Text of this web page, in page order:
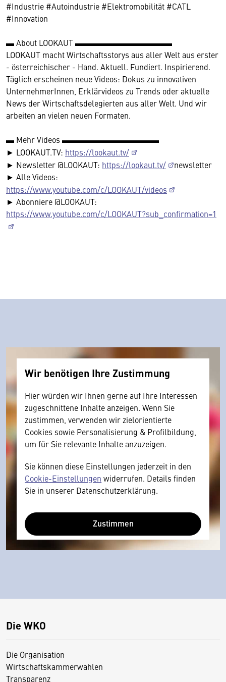
#Industrie #Autoindustrie #Elektromobilität #CATL
#Innovation
▬ About LOOKAUT ▬▬▬▬▬▬▬▬▬▬▬▬
LOOKAUT macht Wirtschaftsstorys aus aller Welt aus erster
- österreichischer - Hand. Aktuell. Fundiert. Inspirierend.
Täglich erscheinen neue Videos: Dokus zu innovativen
UnternehmerInnen, Erklärvideos zu Trends oder aktuelle
News der Wirtschaftsdelegierten aus aller Welt. Und wir
arbeiten an vielen neuen Formaten.
▬ Mehr Videos ▬▬▬▬▬▬▬▬▬▬▬▬
► LOOKAUT.TV: https://lookaut.tv/
► Newsletter @LOOKAUT: https://lookaut.tv/
newsletter
► Alle Videos:
https://www.youtube.com/c/LOOKAUT/videos
► Abonniere @LOOKAUT:
https://www.youtube.com/c/LOOKAUT?sub_confirmation=1
Wir benötigen Ihre Zustimmung
Hier würden wir Ihnen gerne auf Ihre Interessen
zugeschnittene Inhalte anzeigen. Wenn Sie
zustimmen, verwenden wir zielorientierte
Cookies sowie Personalisierung & Profilbildung,
um für Sie relevante Inhalte anzuzeigen.
Sie können diese Einstellungen jederzeit in den
Cookie-Einstellungen widerrufen. Details finden
Sie in unserer Datenschutzerklärung.
Zustimmen
Die WKO
Die Organisation
Wirtschaftskammerwahlen
Transparenz